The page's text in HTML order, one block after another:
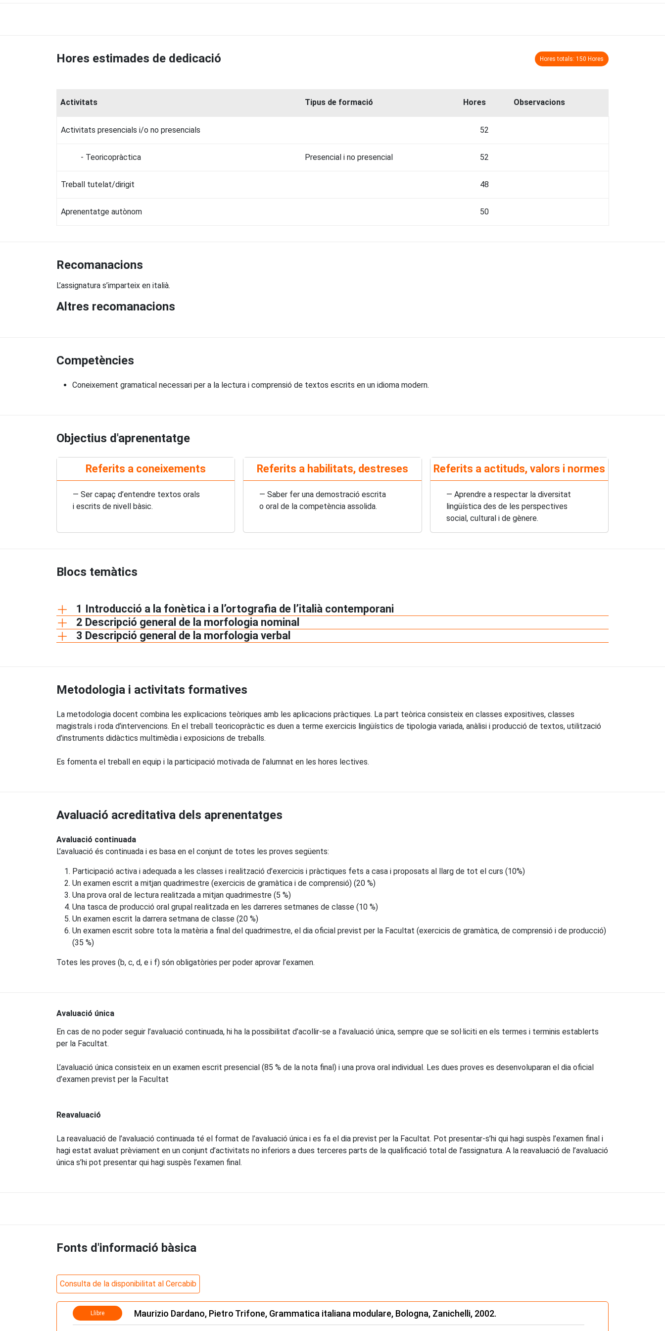
Hores estimades de dedicació Hores totals: 150 Hores
Activitats Tipus de formació Hores Observacions
Activitats presencials i/o no presencials 52
- Teoricopràctica Presencial i no presencial 52
Treball tutelat/dirigit 48
Aprenentatge autònom 50
Recomanacions
L’assignatura s’imparteix en italià.
Altres recomanacions
Competències
Coneixement gramatical necessari per a la lectura i comprensió de textos escrits en un idioma modern.
Objectius d'aprenentatge
Referits a coneixements
— Ser capaç d’entendre textos orals
i escrits de nivell bàsic.
Referits a habilitats, destreses
— Saber fer una demostració escrita
o oral de la competència assolida.
Referits a actituds, valors i normes
— Aprendre a respectar la diversitat
lingüística des de les perspectives
social, cultural i de gènere.
Blocs temàtics
1 Introducció a la fonètica i a l’ortografia de l’italià contemporani
2 Descripció general de la morfologia nominal
3 Descripció general de la morfologia verbal
Metodologia i activitats formatives
La metodologia docent combina les explicacions teòriques amb les aplicacions pràctiques. La part teòrica consisteix en classes expositives, classes
magistrals i roda d’intervencions. En el treball teoricopràctic es duen a terme exercicis lingüístics de tipologia variada, anàlisi i producció de textos, utilització
d’instruments didàctics multimèdia i exposicions de treballs.
Es fomenta el treball en equip i la participació motivada de l’alumnat en les hores lectives.
Avaluació acreditativa dels aprenentatges
Avaluació continuada
L’avaluació és continuada i es basa en el conjunt de totes les proves següents:
Participació activa i adequada a les classes i realització d’exercicis i pràctiques fets a casa i proposats al llarg de tot el curs (10%)
Un examen escrit a mitjan quadrimestre (exercicis de gramàtica i de comprensió) (20 %)
Una prova oral de lectura realitzada a mitjan quadrimestre (5 %)
Una tasca de producció oral grupal realitzada en les darreres setmanes de classe (10 %)
Un examen escrit la darrera setmana de classe (20 %)
Un examen escrit sobre tota la matèria a final del quadrimestre, el dia oficial previst per la Facultat (exercicis de gramàtica, de comprensió i de producció)
(35 %)
Totes les proves (b, c, d, e i f) són obligatòries per poder aprovar l’examen.
Avaluació única
En cas de no poder seguir l’avaluació continuada, hi ha la possibilitat d’acollir-se a l’avaluació única, sempre que se sol·liciti en els termes i terminis establerts
per la Facultat.
L’avaluació única consisteix en un examen escrit presencial (85 % de la nota final) i una prova oral individual. Les dues proves es desenvoluparan el dia oficial
d’examen previst per la Facultat
Reavaluació
La reavaluació de l’avaluació continuada té el format de l’avaluació única i es fa el dia previst per la Facultat. Pot presentar-s’hi qui hagi suspès l’examen final i
hagi estat avaluat prèviament en un conjunt d’activitats no inferiors a dues terceres parts de la qualificació total de l’assignatura. A la reavaluació de l’avaluació
única s’hi pot presentar qui hagi suspès l’examen final.
Fonts d'informació bàsica
Consulta de la disponibilitat al Cercabib
Llibre Maurizio Dardano, Pietro Trifone, Grammatica italiana modulare, Bologna, Zanichelli, 2002.